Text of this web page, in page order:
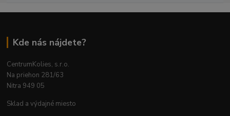
Kde nás nájdete?
CentrumKolies, s.r.o.
Na priehon 281/63
Nitra 949 05
Sklad a výdajné miesto